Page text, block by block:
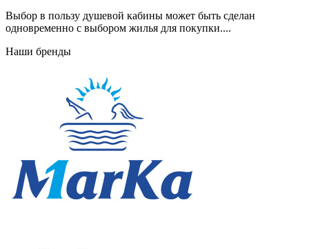
Выбор в пользу душевой кабины может быть сделан
одновременно с выбором жилья для покупки....
Наши бренды